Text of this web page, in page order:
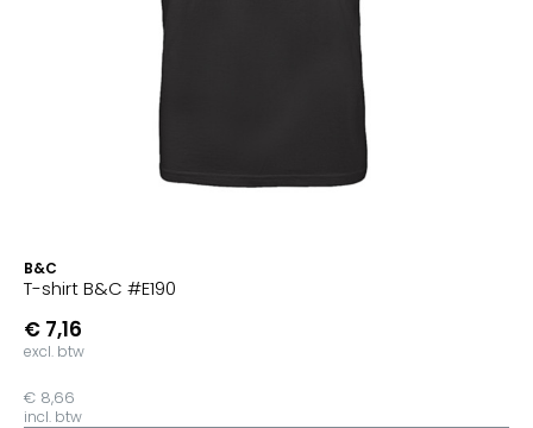
B&C
T-shirt B&C #E190
€ 7,16
excl. btw
€ 8,66
incl. btw